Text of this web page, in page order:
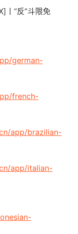
german-
french-
app/brazilian-
app/italian-